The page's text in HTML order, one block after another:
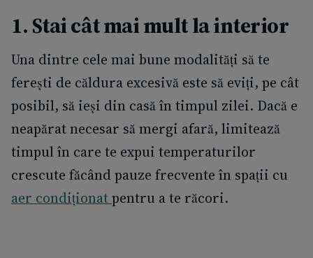
1. Stai cât mai mult la interior
Una dintre cele mai bune modalități să te
ferești de căldura excesivă este să eviți, pe cât
posibil, să ieși din casă în timpul zilei. Dacă e
neapărat necesar să mergi afară, limitează
timpul în care te expui temperaturilor
crescute făcând pauze frecvente în spații cu
aer condiționatpentru a te răcori.